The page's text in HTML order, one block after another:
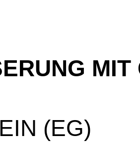
MIT
(EG)